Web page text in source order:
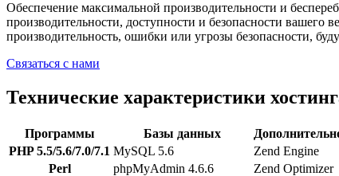
Обеспечение максимальной производительности и
производительности, доступности и безопасности вашего
производительность, ошибки или угрозы безопасности,
Связаться с нами
Технические характеристики
Программы Базы данных
PHP 5.5/5.6/7.0/7.1 MySQL 5.6
Zend Engine
Perl
phpMyAdmin 4.6.6
Zend Optimizer